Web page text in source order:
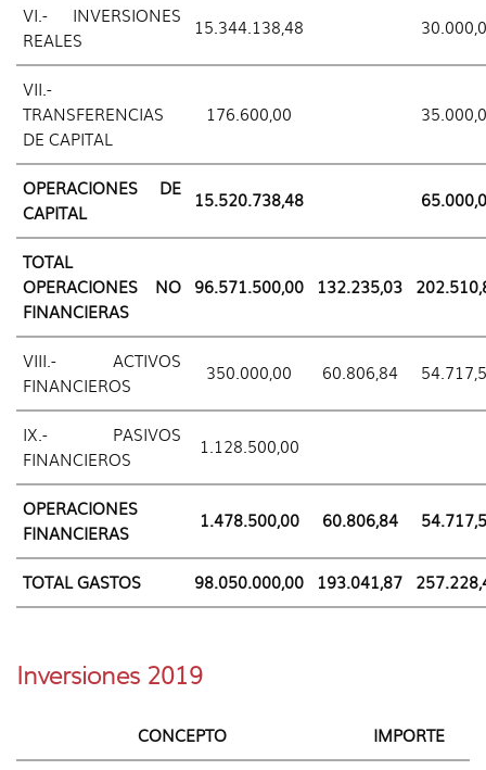
VI.- INVERSIONES
REALES
15.344.138,48
VII.-
TRANSFERENCIAS
DE CAPITAL
176.600,00
OPERACIONES DE
CAPITAL
15.520.738,48
TOTAL
OPERACIONES NO
FINANCIERAS
96.571.500,00 132.235,03
VIII.- ACTIVOS
FINANCIEROS
350.000,00 60.806,84
IX.- PASIVOS
FINANCIEROS
1.128.500,00
OPERACIONES
FINANCIERAS
1.478.500,00 60.806,84
TOTAL GASTOS 98.050.000,00 193.041,87
Inversiones 2019
CONCEPTO IMPORTE